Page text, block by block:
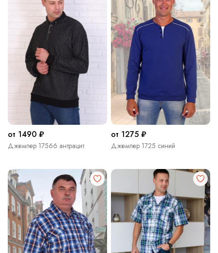
от 1490 ₽
Джемпер 17566 антрацит
от 1275 ₽
Джемпер 1725 синий